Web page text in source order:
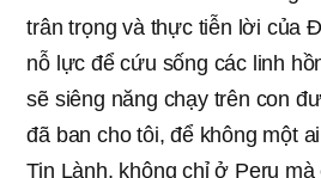
trân trọng và thực tiễn lời của
nỗ lực để cứu sống các linh
sẽ siêng năng chạy trên con
đã ban cho tôi, để không một
Tin Lành, không chỉ ở Peru